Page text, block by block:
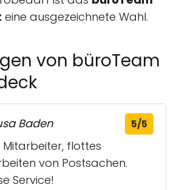
eine ausgezeichnete Wahl.
von büroTeam
Baden 5/5
Mitarbeiter, flottes
von Postsachen.
Service!